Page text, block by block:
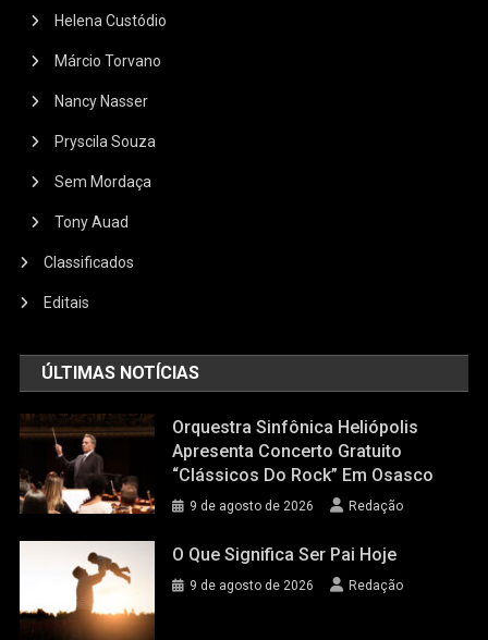
Helena Custódio
Márcio Torvano
Nancy Nasser
Pryscila Souza
Sem Mordaça
Tony Auad
Classificados
Editais
ÚLTIMAS NOTÍCIAS
Orquestra Sinfônica Heliópolis
Apresenta Concerto Gratuito
“Clássicos Do Rock” Em Osasco
9 de agosto de 2026 Redação
O Que Significa Ser Pai Hoje
9 de agosto de 2026 Redação